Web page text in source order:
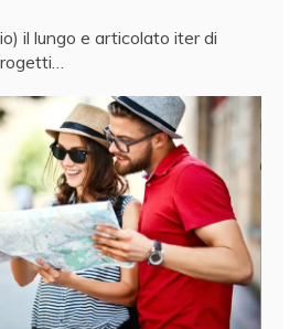
il lungo e articolato iter di